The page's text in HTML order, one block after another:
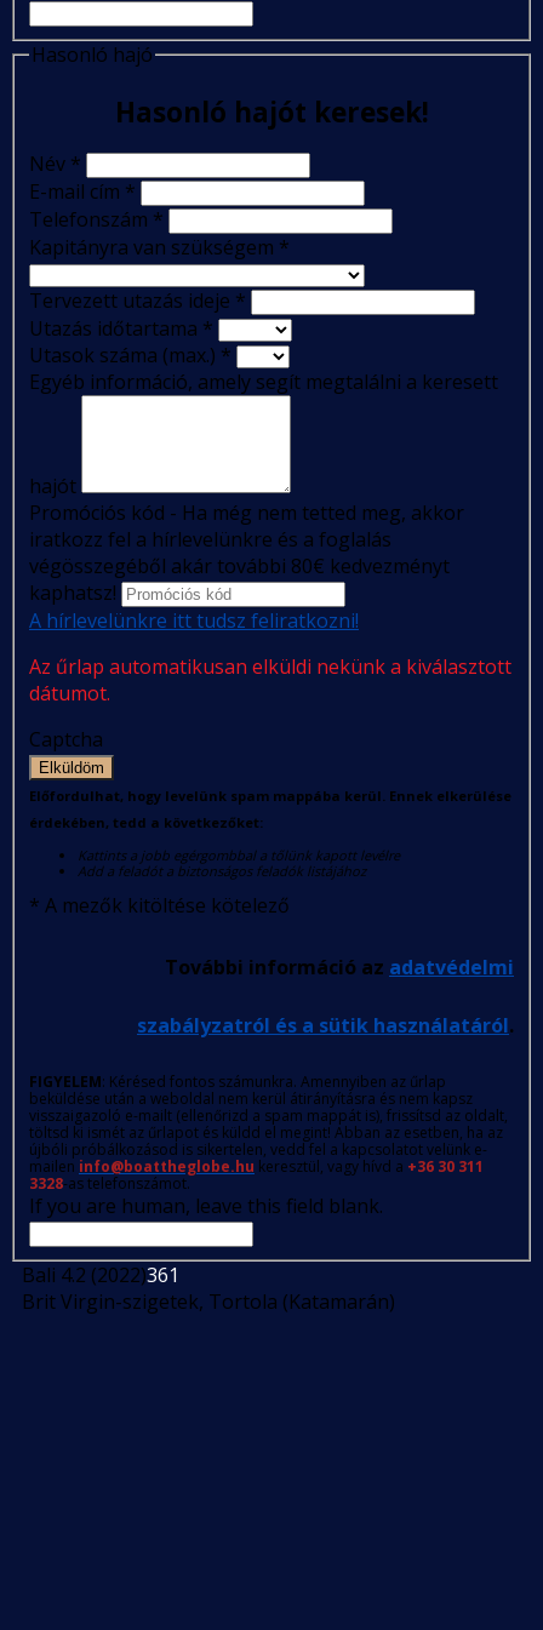
Hasonló hajó
Hasonló hajót keresek!
Név *
E-mail cím *
Telefonszám *
Kapitányra van szükségem *
Tervezett utazás ideje *
Utazás időtartama *
Utasok száma (max.) *
Egyéb információ, amely segít megtalálni a keresett
hajót
Promóciós kód - Ha még nem tetted meg, akkor
iratkozz fel a hírlevelünkre és a foglalás
végösszegéből akár további 80€ kedvezményt
kaphatsz!
A hírlevelünkre itt tudsz feliratkozni!
Az űrlap automatikusan elküldi nekünk a kiválasztott
dátumot.
Captcha
Elküldöm
Előfordulhat, hogy levelünk spam mappába kerül. Ennek elkerülése
érdekében, tedd a következőket:
Kattints a jobb egérgombbal a tőlünk kapott levélre
Add a feladót a biztonságos feladók listájához
* A mezők kitöltése kötelező
További információ az adatvédelmi
szabályzatról és a sütik használatáról.
FIGYELEM: Kérésed fontos számunkra. Amennyiben az űrlap
beküldése után a weboldal nem kerül átirányításra és nem kapsz
visszaigazoló e-mailt (ellenőrizd a spam mappát is), frissítsd az oldalt,
töltsd ki ismét az űrlapot és küldd el megint! Abban az esetben, ha az
újbóli próbálkozásod is sikertelen, vedd fel a kapcsolatot velünk e-
mailen info@boattheglobe.hu keresztül, vagy hívd a +36 30 311
3328-as telefonszámot.
If you are human, leave this field blank.
Bali 4.2 (2022)361
Brit Virgin-szigetek, Tortola (Katamarán)